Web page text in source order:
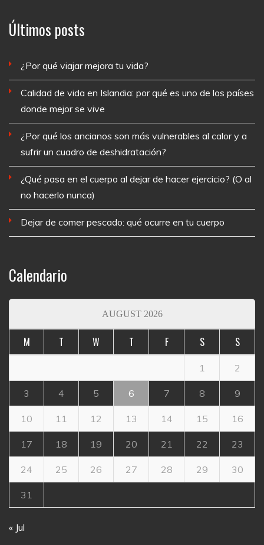
Últimos posts
¿Por qué viajar mejora tu vida?
Calidad de vida en Islandia: por qué es uno de los países
donde mejor se vive
¿Por qué los ancianos son más vulnerables al calor y a
sufrir un cuadro de deshidratación?
¿Qué pasa en el cuerpo al dejar de hacer ejercicio? (O al
no hacerlo nunca)
Dejar de comer pescado: qué ocurre en tu cuerpo
Calendario
AUGUST 2026
M T W T F S S
1 2
3 4 5 6 7 8 9
10 11 12 13 14 15 16
17 18 19 20 21 22 23
24 25 26 27 28 29 30
31
« Jul